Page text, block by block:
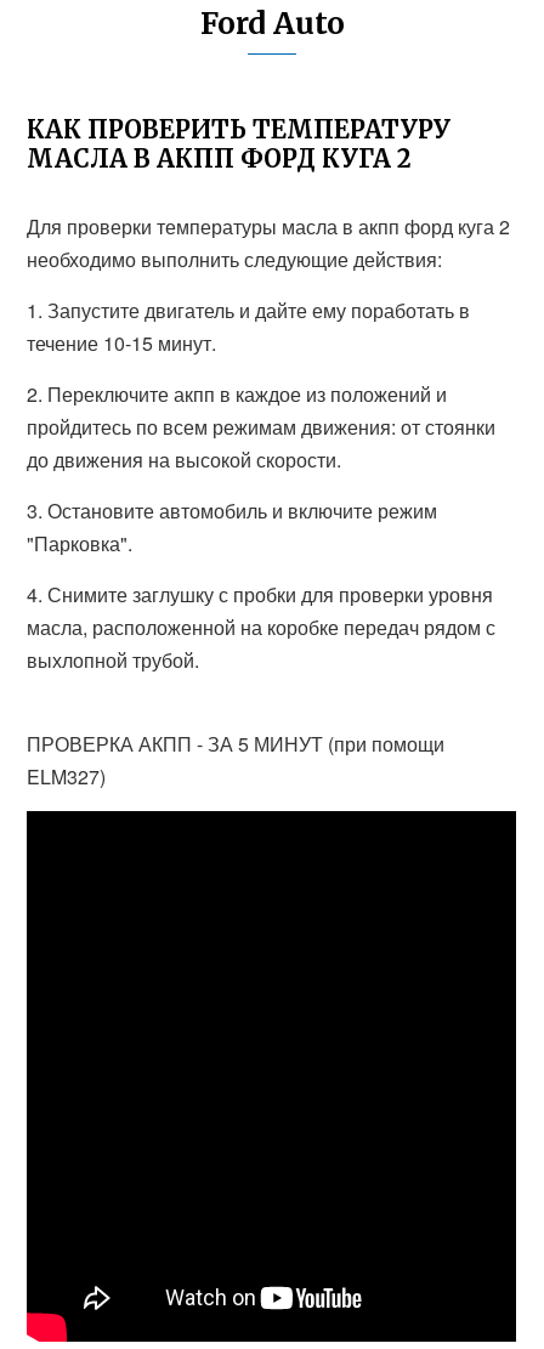
Ford Auto
КАК ПРОВЕРИТЬ ТЕМПЕРАТУРУ
МАСЛА В АКПП ФОРД КУГА 2
Для проверки температуры масла в акпп форд куга 2
необходимо выполнить следующие действия:
1. Запустите двигатель и дайте ему поработать в
течение 10-15 минут.
2. Переключите акпп в каждое из положений и
пройдитесь по всем режимам движения: от стоянки
до движения на высокой скорости.
3. Остановите автомобиль и включите режим
"Парковка".
4. Снимите заглушку с пробки для проверки уровня
масла, расположенной на коробке передач рядом с
выхлопной трубой.
ПРОВЕРКА АКПП - ЗА 5 МИНУТ (при помощи
ELM327)